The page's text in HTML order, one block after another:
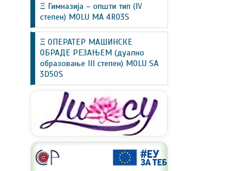
Ξ Гимназија – општи тип (IV
степен) MOLU MA 4R03S
Ξ ОПЕРАТЕР МАШИНСКЕ
ОБРАДЕ РЕЗАЊЕМ (дуално
образовање III степен) MOLU SA
3D50S